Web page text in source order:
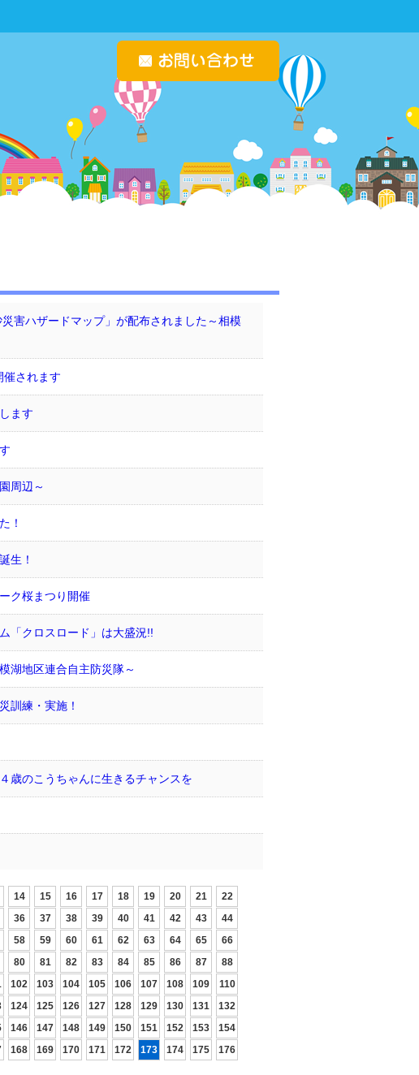
災害ハザードマップ」が配布されました～相模
催されます
ます
周辺～
！
生！
ク桜まつり開催
「クロスロード」は大盛況!!
湖地区連合自主防災隊～
訓練・実施！
歳のこうちゃんに生きるチャンスを
14 15 16 17 18 19 20 21
22
36 37 38 39 40 41 42 43
44
58 59 60 61 62 63 64 65
66
80 81 82 83 84 85 86 87
88
102 103 104 105 106 107 108 109
110
124 125 126 127 128 129 130 131
132
146 147 148 149 150 151 152 153
154
168 169 170 171 172 173 174 175
176